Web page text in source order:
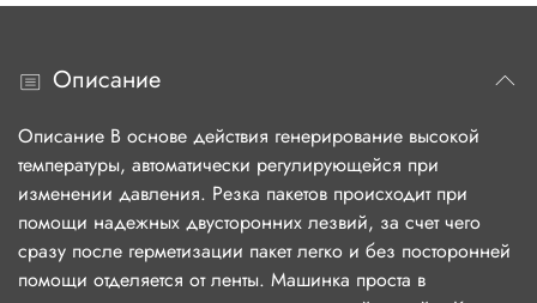
Описание
Описание В основе действия генерирование высокой
температуры, автоматически регулирующейся при
изменении давления. Резка пакетов происходит при
помощи надежных двусторонних лезвий, за счет чего
сразу после герметизации пакет легко и без посторонней
помощи отделяется от ленты. Машинка проста в